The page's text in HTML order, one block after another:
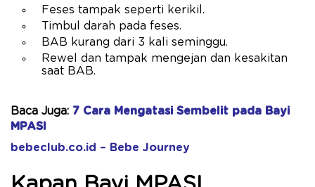
Feses tampak seperti kerikil.
Timbul darah pada feses.
BAB kurang dari 3 kali seminggu.
Rewel dan tampak mengejan dan kesakitan
saat BAB.
Baca Juga: 7 Cara Mengatasi Sembelit pada Bayi
MPASI
bebeclub.co.id – Bebe Journey